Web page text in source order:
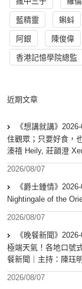
藍精靈 蝌蚪
阿銀 陳俊偉
香港記憶學院總監
近期文章
《想講就講》
住觀眾；只要好食，
溱禧 Heily, 莊韻澄
2026/08/07
《爵士鍾情》
Nightingale of the
2026/08/07
《晚餐新聞》
極端天氣！各地口號
餐新聞｜主持：陳珏
2026/08/07